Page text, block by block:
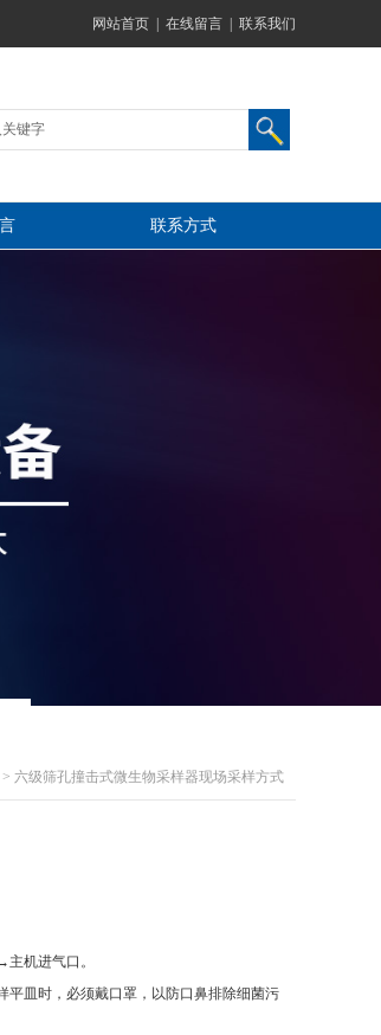
网站首页 在线留言 联系我们
联系方式
> 六级筛孔撞击式微生物采样器现场采样方式
机进气口。
平皿时，必须戴口罩，以防口鼻排除细菌污